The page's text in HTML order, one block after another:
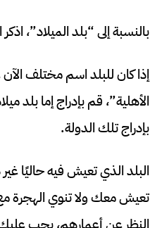
بالنسبة إلى “بلد الميلاد”،
إذا كان للبلد اسم مختلف
الأهلية”، قم بإدراج إما بلد
بإدراج تلك الدولة.
البلد الذي تعيش فيه
تعيش معك ولا تنوي الهجرة